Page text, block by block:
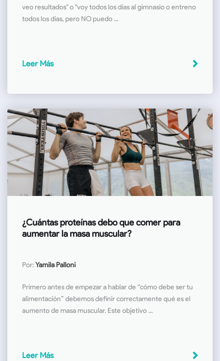
veo resultados" o "voy todos los días al gimnasio o entreno
todos los días, pero NO puedo ...
Leer Más
¿Cuántas proteínas debo que comer para
aumentar la masa muscular?
Por:Yamila Palloni
Primero antes de empezar a hablar de “cómo debe ser tu
alimentación” debemos definir correctamente qué es el
aumento de masa muscular. Este objetivo ...
Leer Más